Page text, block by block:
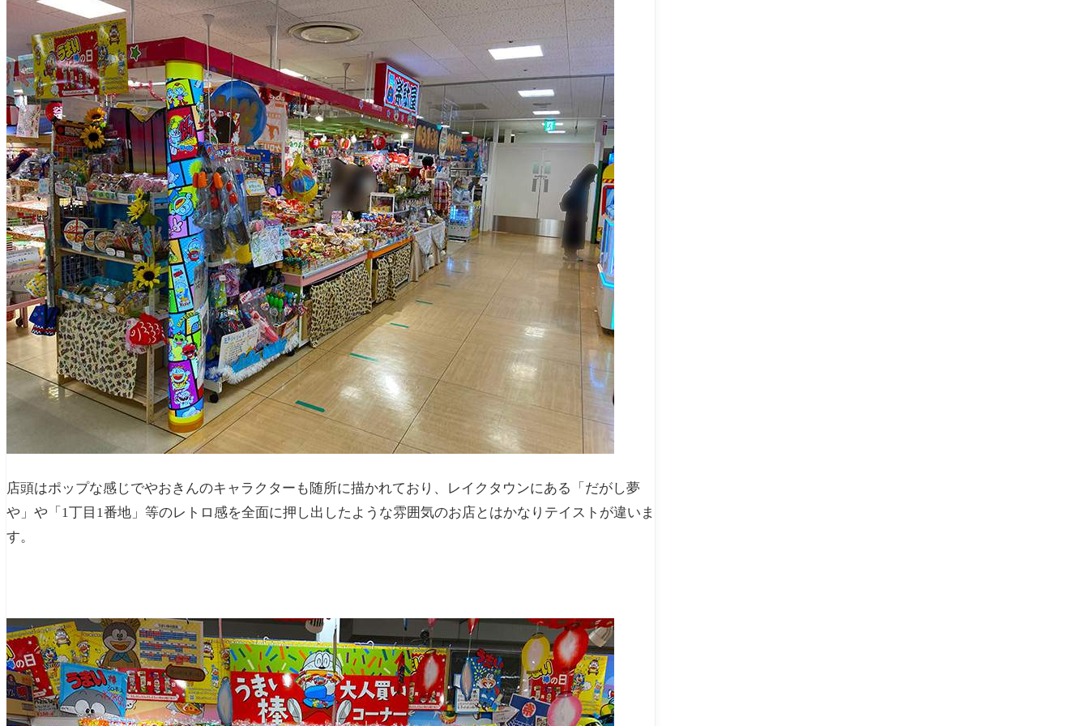
店頭はポップな感じでやおきんのキャラクターも随所に描かれており、レイクタウンにある「だがし夢
や」や「1丁目1番地」等のレトロ感を全面に押し出したような雰囲気のお店とはかなりテイストが違いま
す。